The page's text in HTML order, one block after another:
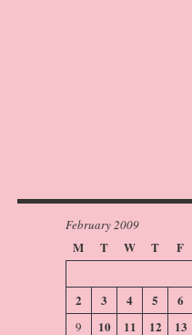
February 2009
M T W T F
2
3 4 5 6
9 10 11 12 13